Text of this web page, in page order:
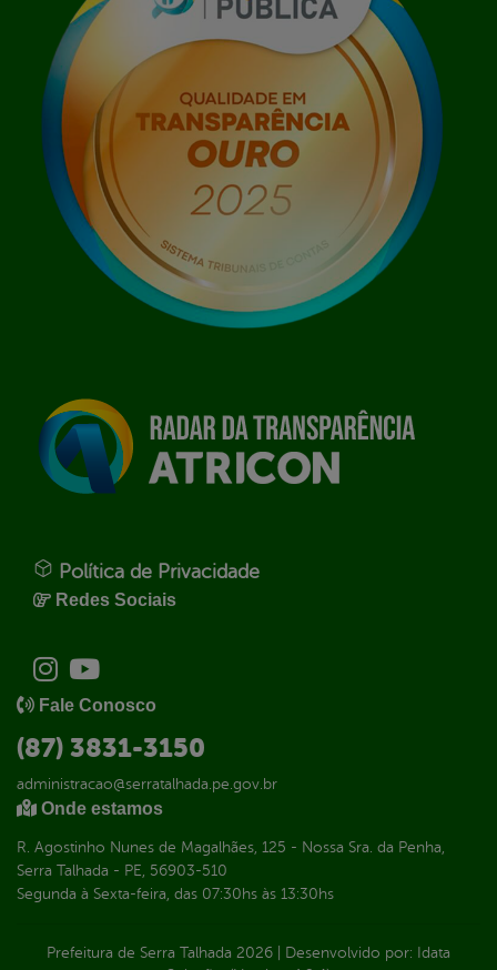
Política de Privacidade
Redes Sociais
Fale Conosco
(87) 3831-3150
administracao@serratalhada.pe.gov.br
Onde estamos
R. Agostinho Nunes de Magalhães, 125 - Nossa Sra. da Penha,
Serra Talhada - PE, 56903-510
Segunda à Sexta-feira, das 07:30hs às 13:30hs
Prefeitura de Serra Talhada 2026 Desenvolvido por: Idata